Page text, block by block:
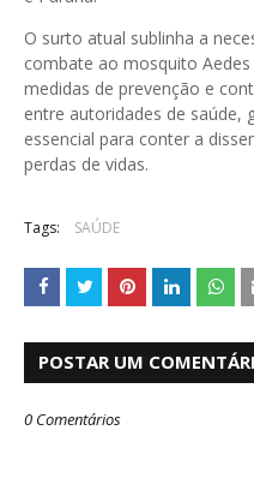
O surto atual sublinha a
combate ao mosquito
medidas de prevenção e
entre autoridades de saúde,
essencial para conter a
perdas de vidas.
Tags: SAÚDE
POSTAR UM
0 Comentários